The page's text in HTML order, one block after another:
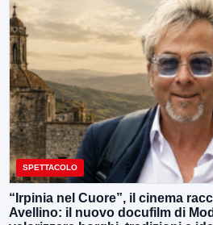
SPETTACOLO
“Irpinia nel Cuore”, il cinema
Avellino: il nuovo docufilm di